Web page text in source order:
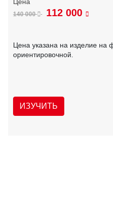
140 000 112 000
Цена указана на изделие на
ориентировочной.
ИЗУЧИТЬ